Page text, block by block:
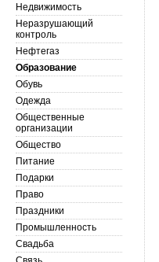
Недвижимость
Неразрушающий
контроль
Нефтегаз
Образование
Обувь
Одежда
Общественные
организации
Общество
Питание
Подарки
Право
Праздники
Промышленность
Свадьба